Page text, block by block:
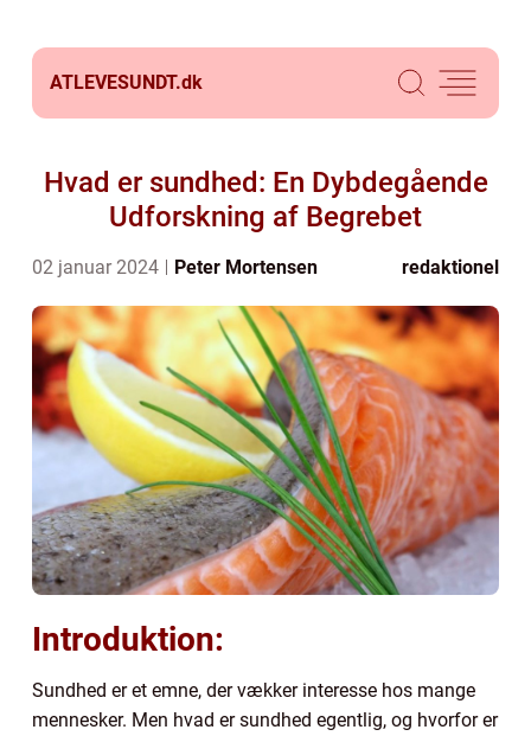
ATLEVESUNDT.dk
Hvad er sundhed: En Dybdegående
Udforskning af Begrebet
02 januar 2024 Peter Mortensen redaktionel
Introduktion:
Sundhed er et emne, der vækker interesse hos mange
mennesker. Men hvad er sundhed egentlig, og hvorfor er